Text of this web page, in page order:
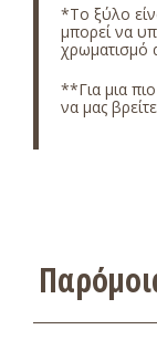
*Το ξύλο
μπορεί να
χρωματισμό
**Για μια
να μας